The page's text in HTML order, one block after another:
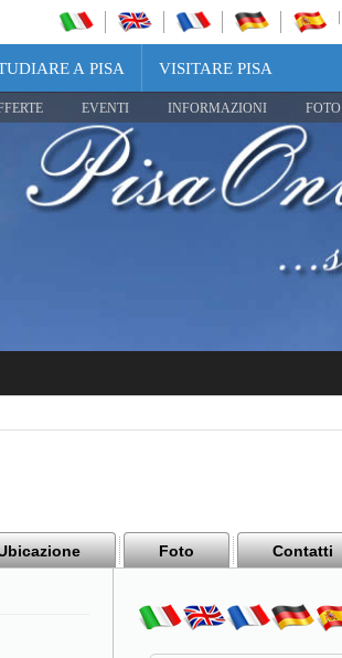
A PISA VISITARE PISA
EVENTI INFORMAZIONI FOTO
Foto Contatti